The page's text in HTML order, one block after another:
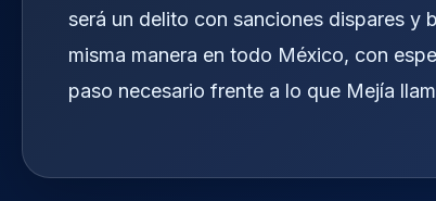
será un delito con sanciones dispares y
misma manera en todo México, con
paso necesario frente a lo que Mejía